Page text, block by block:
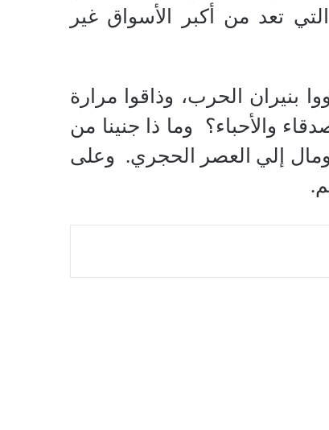
التي تعد من أكبر الأسواق غير
بنيران الحرب، وذاقوا مرارة
والأحباء؟
وما ذا جنينا من
إلي العصر الحجري. وعلى